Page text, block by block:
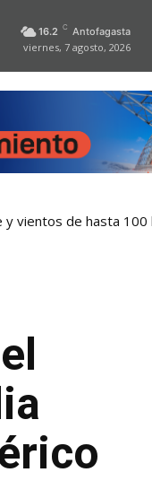
16.2 C Antofagasta
viernes, 7 agosto, 2026
y vientos de hasta 100